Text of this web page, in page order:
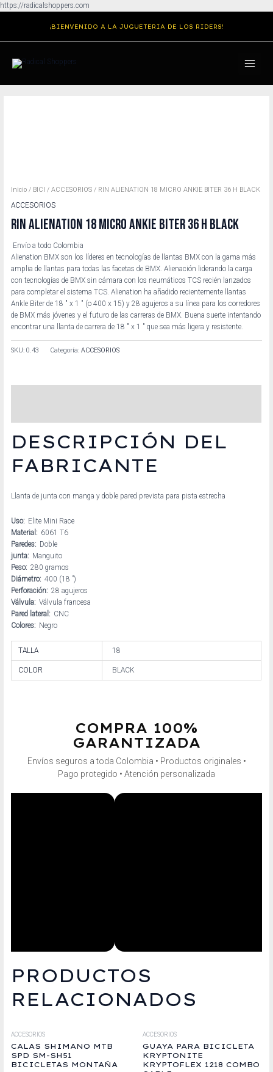
https://radicalshoppers.com
contenido
¡BIENVENIDO A LA JUGUETERIA DE LOS RIDERS!
MENU
Inicio / BICI /ACCESORIOS / RIN ALIENATION 18 MICRO ANKIE BITER 36 H BLACK
ACCESORIOS
RIN ALIENATION 18 MICRO ANKIE BITER 36 H BLACK
Envío a todo Colombia
Alienation BMX son los líderes en tecnologías de llantas BMX con la gama más
amplia de llantas para todas las facetas de BMX. Alienación liderando la carga
con tecnologías de BMX sin cámara con los neumáticos TCS recién lanzados
para completar el sistema TCS. Alienation ha añadido recientemente llantas
Ankle Biter de 18 ″ x 1 ″ (o 400 x 15) y 28 agujeros a su línea para los corredores
de BMX más jóvenes y el futuro de las carreras de BMX. Buena suerte intentando
encontrar una llanta de carrera de 18 ″ x 1 ″ que sea más ligera y resistente.
SKU:0.43 Categoría:ACCESORIOS
DESCRIPCIÓN DEL
FABRICANTE
Llanta de junta con manga y doble pared prevista para pista estrecha
Uso: Elite Mini Race
Material: 6061 T6
Paredes: Doble
junta: Manguito
Peso: 280 gramos
Diámetro: 400 (18 ”)
Perforación: 28 agujeros
Válvula: Válvula francesa
Pared lateral: CNC
Colores: Negro
TALLA 18
COLOR BLACK
COMPRA 100%
GARANTIZADA
Envíos seguros a toda Colombia • Productos originales •
Pago protegido • Atención personalizada
PRODUCTOS
RELACIONADOS
ACCESORIOS
CALAS SHIMANO MTB
SPD SM-SH51
BICICLETAS MONTAÑA
ACCESORIOS
GUAYA PARA BICICLETA
KRYPTONITE
KRYPTOFLEX 1218 COMBO